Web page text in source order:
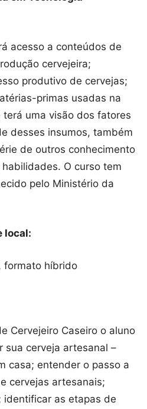
acesso a conteúdos de
cervejeira;
produtivo de cervejas;
primas usadas na
uma visão dos fatores
desses insumos, também
de outros conhecimento
O curso tem
pelo Ministério da
local:
formato híbrido
Cervejeiro Caseiro o aluno
sua cerveja artesanal –
casa; entender o passo a
cervejas artesanais;
identificar as etapas de